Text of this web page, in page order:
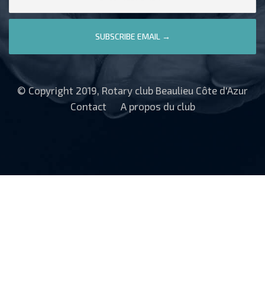
© Copyright 2019, Rotary club Beaulieu Côte d'Azur
Contact
A propos du club